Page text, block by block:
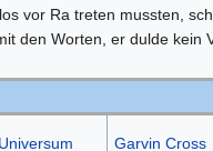
vor Ra treten mussten,
den Worten, er dulde kein
Garvin Cross